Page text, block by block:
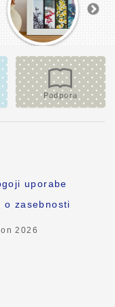
Podpora
uporabe
o zasebnosti
2026